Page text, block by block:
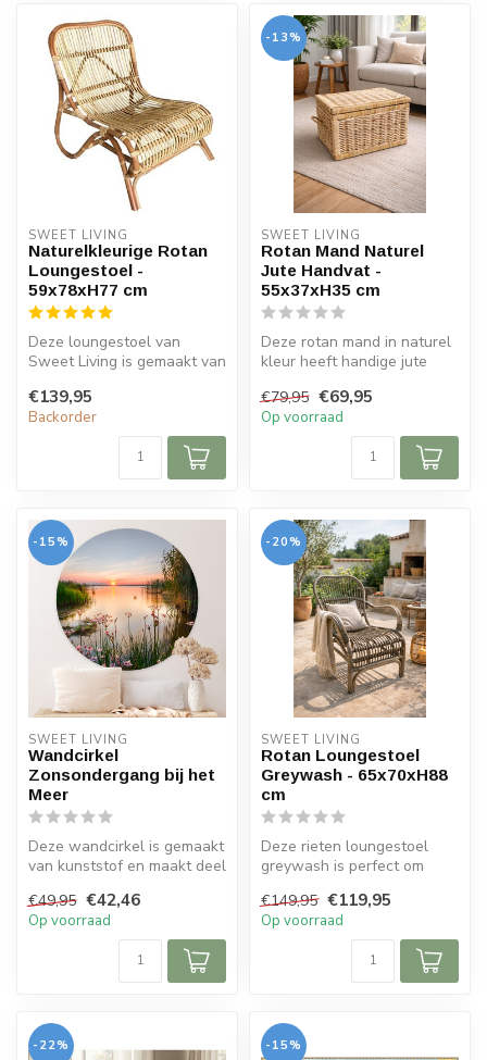
SWEET LIVING
Naturelkleurige Rotan
Loungestoel -
59x78xH77 cm
Deze loungestoel van
Sweet Living is gemaakt van
natu...
€139,95
Backorder
-13%
SWEET LIVING
Rotan Mand Naturel
Jute Handvat -
55x37xH35 cm
Deze rotan mand in naturel
kleur heeft handige jute
ver...
€79,95 €69,95
Op voorraad
-15%
SWEET LIVING
Wandcirkel
Zonsondergang bij het
Meer
Deze wandcirkel is gemaakt
van kunststof en maakt deel
€49,95 €42,46
Op voorraad
-20%
SWEET LIVING
Rotan Loungestoel
Greywash - 65x70xH88
cm
Deze rieten loungestoel
greywash is perfect om
kome...
€149,95 €119,95
Op voorraad
-22% -15%